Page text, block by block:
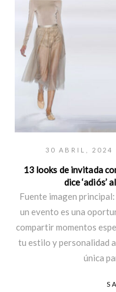
30 ABRIL, 2024
13 looks de invitada
dice ‘adiós’
Fuente imagen
un evento es una
compartir momentos
tu estilo y personalidad
única